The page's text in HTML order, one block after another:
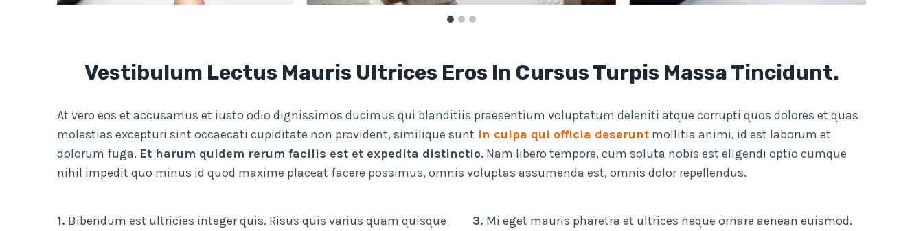
Vestibulum Lectus Mauris Ultrices Eros In Cursus Turpis Massa Tincidunt.
At vero eos et accusamus et iusto odio dignissimos ducimus qui blanditiis praesentium voluptatum deleniti atque corrupti quos dolores et quas
molestias excepturi sint occaecati cupiditate non provident, similique sunt in culpa qui officia deserunt mollitia animi, id est laborum et
dolorum fuga. Et harum quidem rerum facilis est et expedita distinctio. Nam libero tempore, cum soluta nobis est eligendi optio cumque
nihil impedit quo minus id quod maxime placeat facere possimus, omnis voluptas assumenda est, omnis dolor repellendus.
1. Bibendum est ultricies integer quis. Risus quis varius quam quisque 3. Mi eget mauris pharetra et ultrices neque ornare aenean euismod.